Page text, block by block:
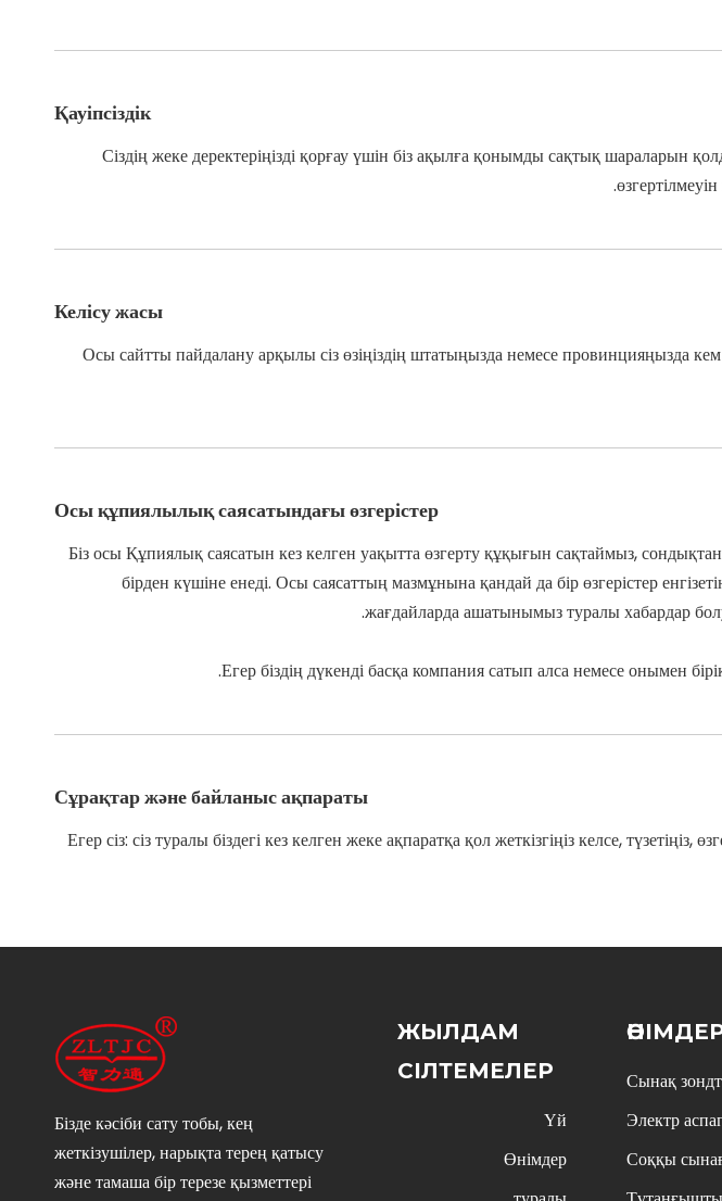
Қауіпсіздік
Сіздің жеке деректеріңізді қорғау үшін біз ақылға қонымды сақтық шараларын
Келісу жасы
Осы сайтты пайдалану арқылы сіз өзіңіздің штатыңызда немесе провинцияңызда кем
Осы құпиялылық саясатындағы өзгерістер
Біз осы Құпиялық саясатын кез келген уақытта өзгерту құқығын сақтаймыз,
бірден күшіне енеді. Осы саясаттың мазмұнына қандай да бір өзгерістер
жағдайларда ашатынымыз туралы хабардар
Егер біздің дүкенді басқа компания сатып алса немесе онымен
Сұрақтар және байланыс ақпараты
Егер сіз: сіз туралы біздегі кез келген жеке ақпаратқа қол жеткізгіңіз келсе,
Бізде кәсіби сату тобы, кең
жеткізушілер, нарықта терең қатысу
және тамаша бір терезе қызметтері
ЖЫЛДАМ
СІЛТЕМЕЛЕР
Үй
Өнімдер
Сынақ
Электр
Соққы